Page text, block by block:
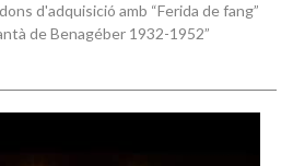
d'adquisició amb “Ferida de fang”
de Benagéber 1932-1952”